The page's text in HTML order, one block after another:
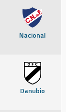
Nacional
Danubio